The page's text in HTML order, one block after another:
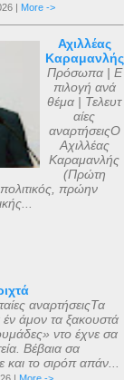
| More ->
Αχιλλέας
Καραμανλής
Πρόσωπα | Ε
πιλογή ανά
θέμα | Τελευτ
αίες
αναρτήσειςΟ
Αχιλλέας
Καραμανλής
(Πρώτη
πρώην
αναρτήσειςΤα
έν άμον τα ξακουστά
ντο έχνε σα
Βέβαια σα
και το σιρόπ απάν...